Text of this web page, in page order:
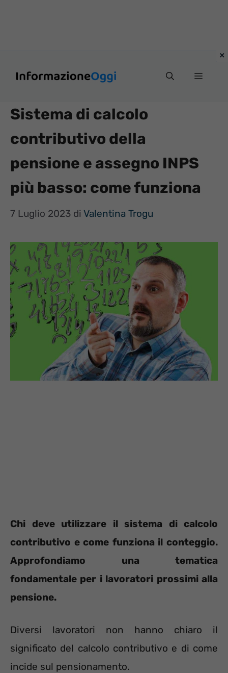
Menu
Sistema di calcolo
contributivo della
pensione e assegno INPS
più basso: come funziona
7 Luglio 2023 di Valentina Trogu
Chi deve utilizzare il sistema di calcolo
contributivo e come funziona il conteggio.
Approfondiamo una tematica
fondamentale per i lavoratori prossimi alla
pensione.
Diversi lavoratori non hanno chiaro il
significato del calcolo contributivo e di come
incide sul pensionamento.